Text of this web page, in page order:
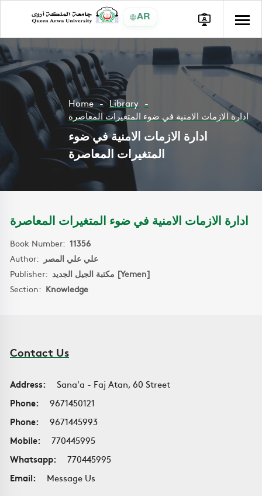
AR
Home
Library
ادارة الازمات الامنية في ضوء المتغيرات المعاصرة
ادارة الازمات الامنية في ضوء
المتغيرات المعاصرة
ادارة الازمات الامنية في ضوء المتغيرات المعاصرة
Book Number: 11356
Author: علي علي المصر
Publisher:
مكتبة الجيل الجديد [Yemen]
Section: Knowledge
Contact Us
Address:
Sana'a - Faj Atan, 60 Street
Phone:
9671450121
Phone:
9671445993
Mobile:
770445995
Whatsapp:
770445995
Email:
Message Us